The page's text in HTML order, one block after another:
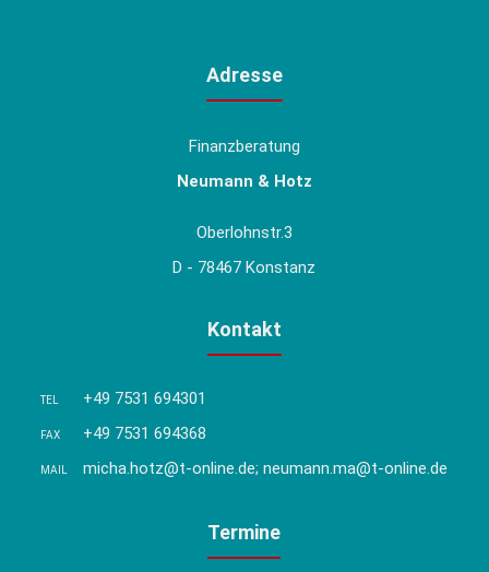
Adresse
Finanzberatung
Neumann & Hotz
Oberlohnstr.3
D - 78467 Konstanz
Kontakt
TEL +49 7531 694301
FAX +49 7531 694368
MAIL micha.hotz@t-online.de; neumann.ma@t-online.de
Termine